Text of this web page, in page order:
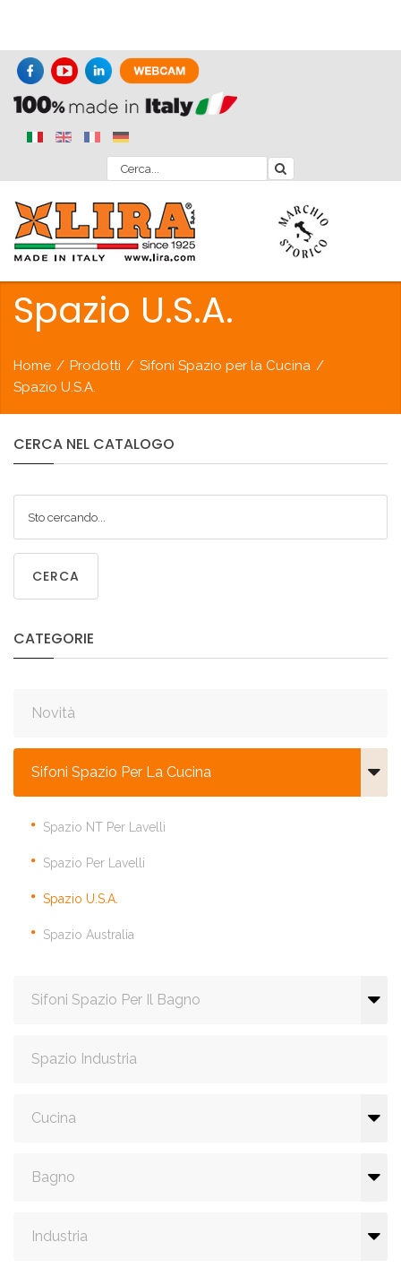
Spazio U.S.A.
Home / Prodotti / Sifoni Spazio per la Cucina /
Spazio U.S.A.
CERCA NEL CATALOGO
CERCA
CATEGORIE
Novità
Sifoni Spazio Per La Cucina
Spazio NT Per Lavelli
Spazio Per Lavelli
Spazio U.S.A.
Spazio Australia
Sifoni Spazio Per Il Bagno
Spazio Industria
Cucina
Bagno
Industria